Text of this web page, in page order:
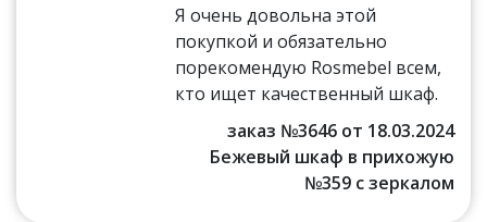
Я очень довольна этой
покупкой и обязательно
порекомендую Rosmebel всем,
кто ищет качественный шкаф.
заказ №3646 от 18.03.2024
Бежевый шкаф в прихожую
№359 с зеркалом